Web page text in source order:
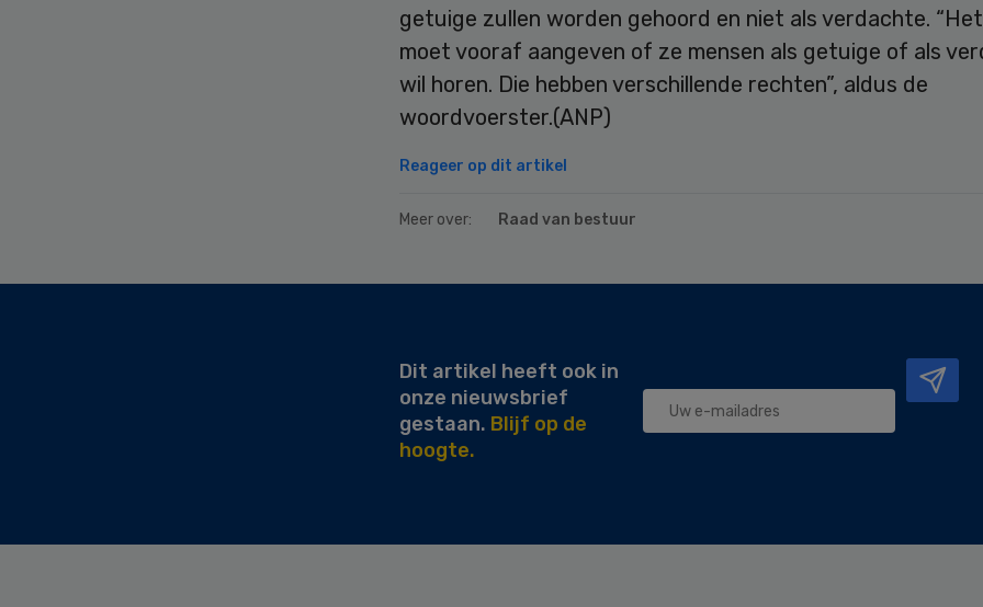
getuige zullen worden gehoord en niet als verdachte. “Het
moet vooraf aangeven of ze mensen als getuige of als
wil horen. Die hebben verschillende rechten”, aldus de
woordvoerster.(ANP)
Reageer op dit artikel
Meer over: Raad van bestuur
Secondary
Dit artikel heeft ook in
onze nieuwsbrief
gestaan. Blijf op de
hoogte.